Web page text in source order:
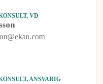
VD
ANSVARIG